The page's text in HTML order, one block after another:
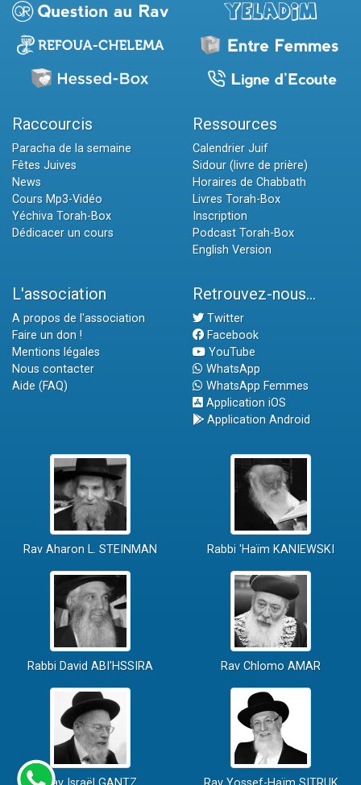
Raccourcis
Paracha de la semaine
Fêtes Juives
News
Cours Mp3-Vidéo
Yéchiva Torah-Box
Dédicacer un cours
Ressources
Calendrier Juif
Sidour (livre de prière)
Horaires de Chabbath
Livres Torah-Box
Inscription
Podcast Torah-Box
English Version
L'association
A propos de l'association
Faire un don !
Mentions légales
Nous contacter
Aide (FAQ)
Retrouvez-nous...
Twitter
Facebook
YouTube
WhatsApp
WhatsApp Femmes
Application iOS
Application Android
Rav Aharon L. STEINMAN Rabbi 'Haïm KANIEWSKI
Rabbi David ABI'HSSIRA Rav Chlomo AMAR